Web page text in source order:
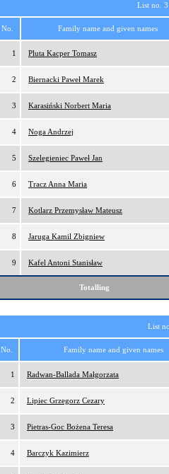
List no.
No. Family name and given names
1 Pluta Kacper Tomasz
2 Biernacki Paweł Marek
3 Karasiński Norbert Maria
4 Noga Andrzej
5 Szelegieniec Paweł Jan
6 Tracz Anna Maria
7 Kotlarz Przemysław Mateusz
8 Jaruga Kamil Zbigniew
9 Kafel Antoni Stanisław
Totalling
List
No. Family name and given names
1 Radwan-Ballada Małgorzata
2 Lipiec Grzegorz Cezary
3 Pietras-Goc Bożena Teresa
4 Barczyk Kazimierz